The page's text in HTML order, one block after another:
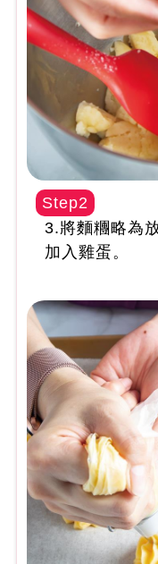
Step2
3.將麵糰略為
加入雞蛋。